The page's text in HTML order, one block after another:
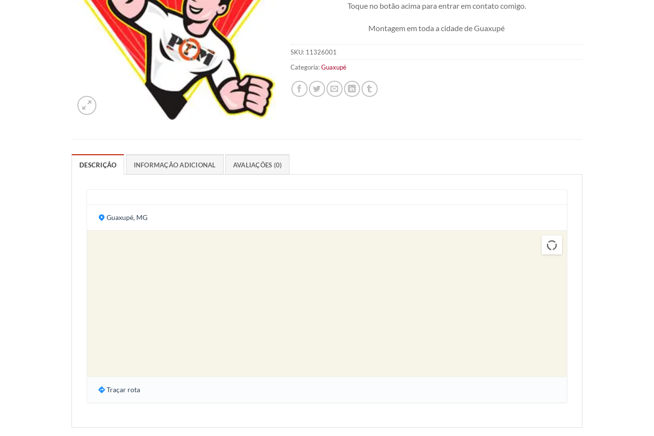
Toque no botão acima para entrar em contato comigo.
Montagem em toda a cidade de Guaxupé
SKU: 11326001
Categoria:Guaxupé
DESCRIÇÃO INFORMAÇÃO ADICIONAL AVALIAÇÕES (0)
Guaxupé, MG
Traçar rota